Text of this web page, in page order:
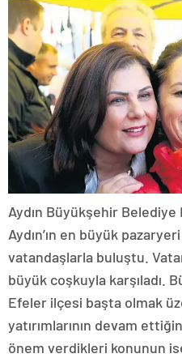
Aydın Büyükşehir Belediye
Aydın’ın en büyük
vatandaşlarla buluştu.
büyük coşkuyla karşıladı.
Efeler ilçesi başta olmak
yatırımlarının devam
önem verdikleri konunun